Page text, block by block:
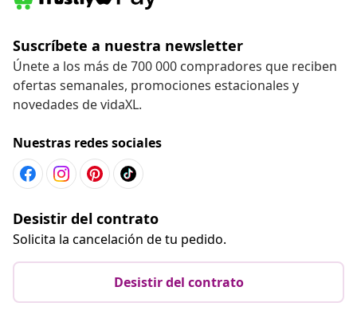
Suscríbete a nuestra newsletter
Únete a los más de 700 000 compradores que reciben
ofertas semanales, promociones estacionales y
novedades de vidaXL.
Nuestras redes sociales
Desistir del contrato
Solicita la cancelación de tu pedido.
Desistir del contrato